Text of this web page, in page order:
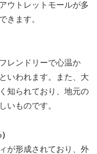
ウトレットモールが多
きます。
レンドリーで心温か
いわれます。また、大
知られており、地元の
いものです。
が形成されており、外